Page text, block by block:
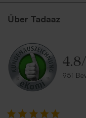
Über Tadaaz
4.8/
951